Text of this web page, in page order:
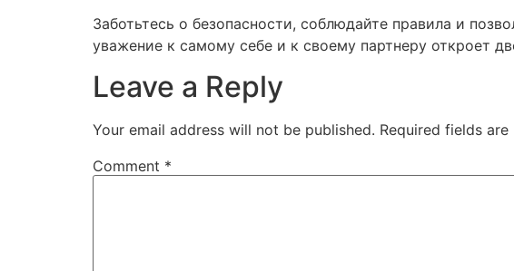
Заботьтесь о безопасности, соблюдайте правила и
уважение к самому себе и к своему партнеру откроет
Leave a Reply
Your email address will not be published. Required fields are
Comment *